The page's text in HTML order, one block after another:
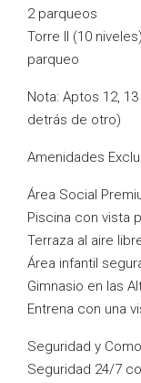
2 parqueos
Torre II (10
parqueo
Nota: Aptos 12,
detrás de otro)
Amenidades
Área Social
Piscina con vista
Terraza al aire
Área infantil
Gimnasio en las
Entrena con una
Seguridad y
Seguridad 24/7